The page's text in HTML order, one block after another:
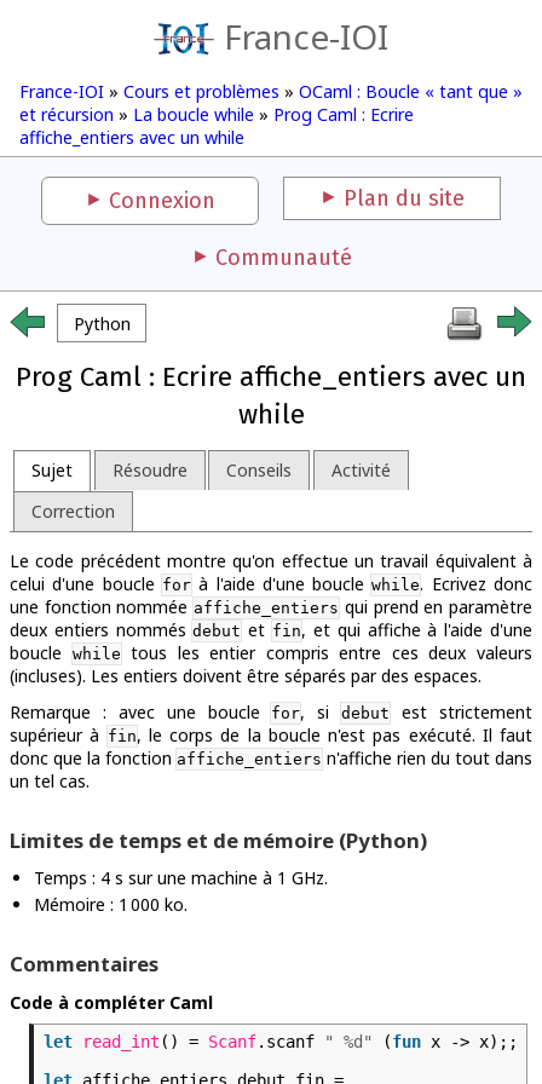
France-IOI
France-IOI » Cours et problèmes » OCaml : Boucle « tant que »
et récursion » La boucle while » Prog Caml : Ecrire
affiche_entiers avec un while
Connexion Plan du site
Communauté
Python
Prog Caml : Ecrire affiche_entiers avec un
while
Sujet Résoudre Conseils
Activité
Correction
Le code précédent montre qu'on effectue un travail équivalent à
celui d'une boucle forà l'aide d'une bouclewhile. Ecrivez donc
une fonction nommée affiche_entiers qui prend en paramètre
deux entiers nommésdebut et fin, et qui affiche à l'aide d'une
boucle
while tous les entier compris entre ces deux valeurs
(incluses). Les entiers doivent être séparés par des espaces.
Remarque : avec une boucle
for, sidebut
est strictement
supérieur à fin, le corps de la boucle n'est pas exécuté. Il faut
donc que la fonction affiche_entiers n'affiche rien du tout dans
un tel cas.
Limites de temps et de mémoire (Python)
Temps : 4 s sur une machine à 1 GHz.
Mémoire : 1 000 ko.
Commentaires
Code à compléter Caml
let read_int () = Scanf.scanf " %d" (fun x -> x);;